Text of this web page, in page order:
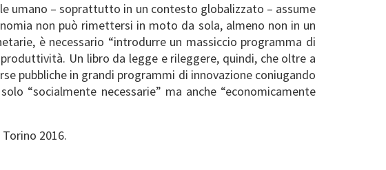
umano – soprattutto in un contesto globalizzato – assume
non può rimettersi in moto da sola, almeno non in un
è necessario “introdurre un massiccio programma di
Un libro da legge e rileggere, quindi, che oltre a
pubbliche in grandi programmi di innovazione coniugando
“socialmente necessarie” ma anche “economicamente
2016.